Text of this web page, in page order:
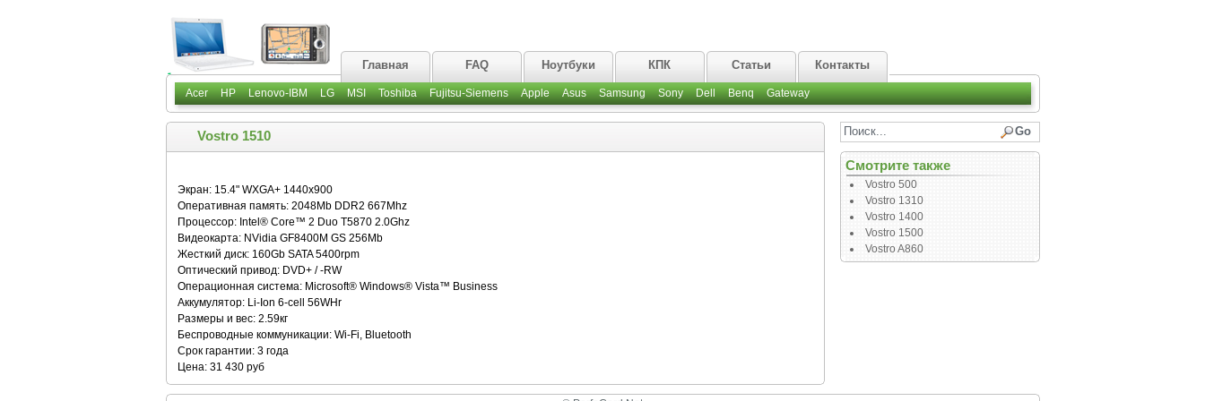
Главная FAQ Ноутбуки КПК Статьи Контакты
Acer HP Lenovo-IBM LG MSI Toshiba Fujitsu-Siemens Apple Asus Samsung Sony Dell Benq Gateway
Vostro 1510
Экран: 15.4" WXGA+ 1440x900
Оперативная память: 2048Mb DDR2 667Mhz
Процессор: Intel® Core™ 2 Duo T5870 2.0Ghz
Видеокарта: NVidia GF8400M GS 256Mb
Жесткий диск: 160Gb SATA 5400rpm
Оптический привод: DVD+ / -RW
Операционная система: Microsoft® Windows® Vista™ Business
Аккумулятор: Li-Ion 6-cell 56WHr
Размеры и вес: 2.59кг
Беспроводные коммуникации: Wi-Fi, Bluetooth
Срок гарантии: 3 года
Цена: 31 430 руб
Смотрите также
Vostro 500
Vostro 1310
Vostro 1400
Vostro 1500
Vostro A860